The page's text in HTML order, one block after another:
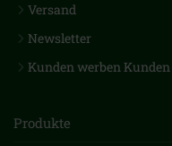
Versand
Newsletter
Kunden werben Kunden
Produkte